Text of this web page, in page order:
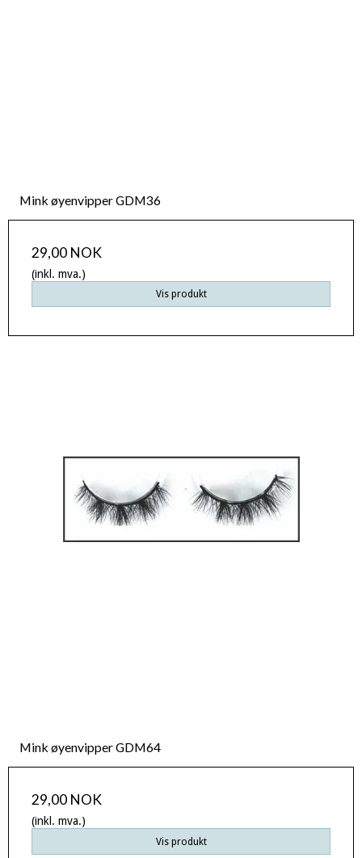
Mink øyenvipper GDM36
29,00 NOK
(inkl. mva.)
Vis produkt
Mink øyenvipper GDM64
29,00 NOK
(inkl. mva.)
Vis produkt